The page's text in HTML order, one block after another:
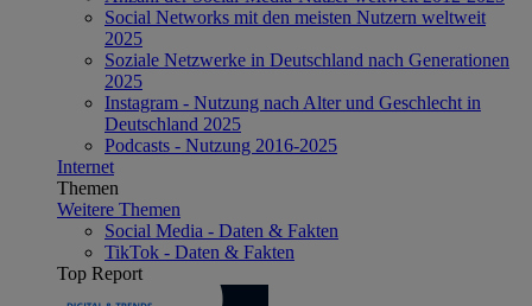
Social Networks mit den meisten Nutzern weltweit
2025
Soziale Netzwerke in Deutschland nach Generationen
2025
Instagram - Nutzung nach Alter und Geschlecht in
Deutschland 2025
Podcasts - Nutzung 2016-2025
Internet
Themen
Weitere Themen
Social Media - Daten & Fakten
TikTok - Daten & Fakten
Top Report